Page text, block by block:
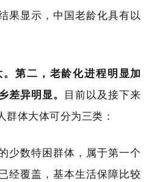
果显示，中国老龄化具有以
。第二，老龄化进程明显加
差异明显。 目前以及接下来
群体大体可分为三类：
少数特困群体 ，属于第一个
经覆盖，基本生活保障比较